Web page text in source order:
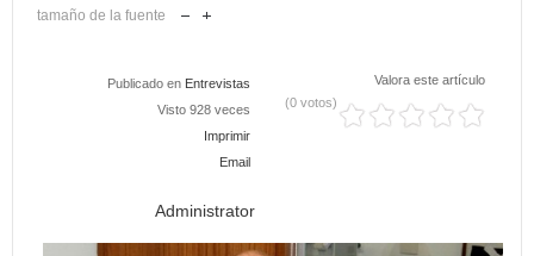
tamaño de la fuente
Publicado en Entrevistas
Visto 928 veces
Imprimir
Email
Valora este artículo
(0 votos)
Administrator